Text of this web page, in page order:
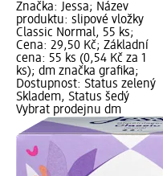
Značka: Jessa; Název
produktu: slipové vložky
Classic Normal, 55 ks;
Cena: 29,50 Kč; Základní
cena: 55 ks (0,54 Kč za 1
ks); dm značka grafika;
Dostupnost: Status zelený
Skladem, Status šedý
Vybrat prodejnu dm